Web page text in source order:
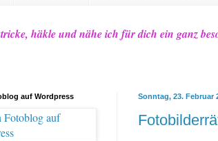
häkle und nähe ich für dich ein ganz
Sonntag, 23. Februar
auf Wordpress